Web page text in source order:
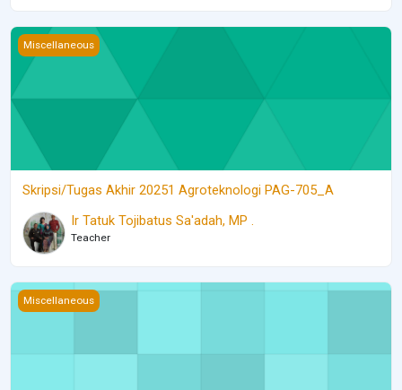
Skripsi/Tugas Akhir 20251 Agroteknologi PAG-705_A
Miscellaneous
Skripsi/Tugas Akhir 20251 Agroteknologi PAG-705_A
Ir Tatuk Tojibatus Sa'adah, MP .
Teacher
Pengantar Komunikasi &amp; Media Masa 20221 Ilmu Politik
Miscellaneous